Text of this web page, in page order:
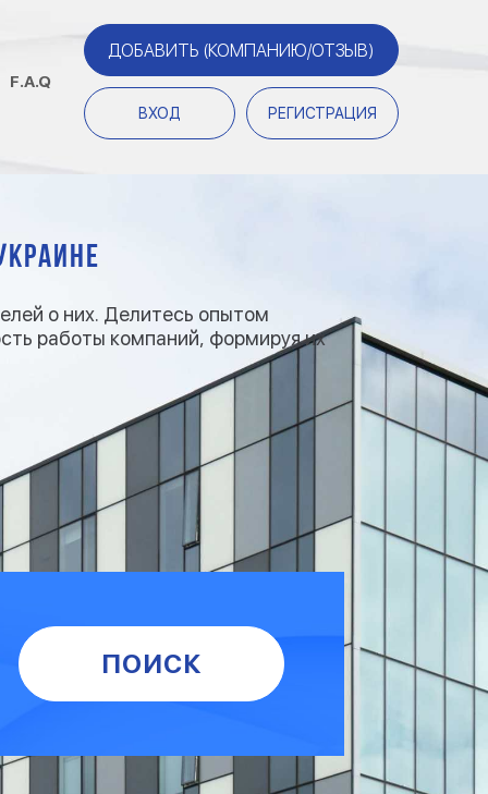
F.A.Q
ДОБАВИТЬ (КОМПАНИЮ/ОТЗЫВ)
ВХОД РЕГИСТРАЦИЯ
о них. Делитесь опытом
работы компаний, формируя их
ПОИСК